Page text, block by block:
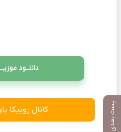
پست بعدی
دانلــود
کانال روبیکا